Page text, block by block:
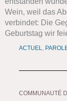
Wein, weil das
verbindet: Die
Geburtstag wir
ACTUEL,
COMMUNAUTÉ